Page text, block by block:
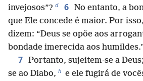
invejosos”? d 6 No entanto, a
que Ele concede é maior. Por
dizem: “Deus se opõe aos
bondade imerecida aos
7 Portanto, sujeitem-se a Deus;
se ao Diabo, h e ele fugirá de